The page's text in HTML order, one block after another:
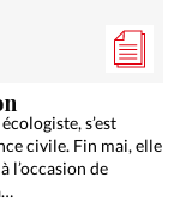
Culture
réveil
s’est
civile. Fin mai, elle
l’occasion de